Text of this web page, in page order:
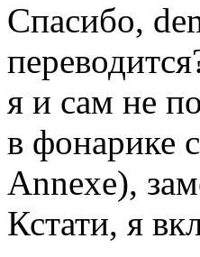
Спасибо,
я и сам не
в фонарике
Annexe),
Кстати, я